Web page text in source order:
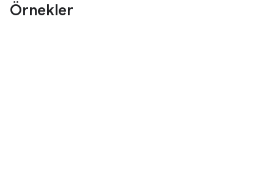
Örnekler